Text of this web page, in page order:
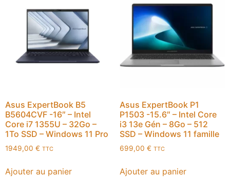
Asus ExpertBook B5
B5604CVF -16″ – Intel
Core i7 1355U – 32Go –
1To SSD – Windows 11 Pro
1949,00 € TTC
Ajouter au panier
Asus ExpertBook P1
P1503 -15.6″ – Intel Core
i3 13e Gén – 8Go – 512
SSD – Windows 11 famille
699,00 € TTC
Ajouter au panier